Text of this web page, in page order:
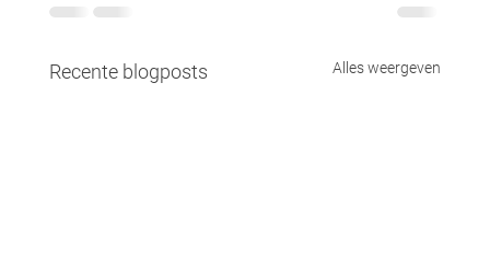
Recente blogposts Alles weergeven